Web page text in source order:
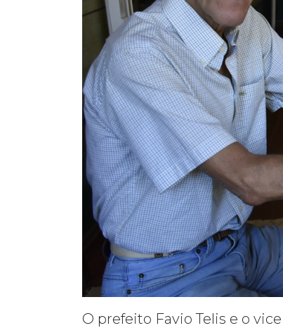
O prefeito Favio Telis e o